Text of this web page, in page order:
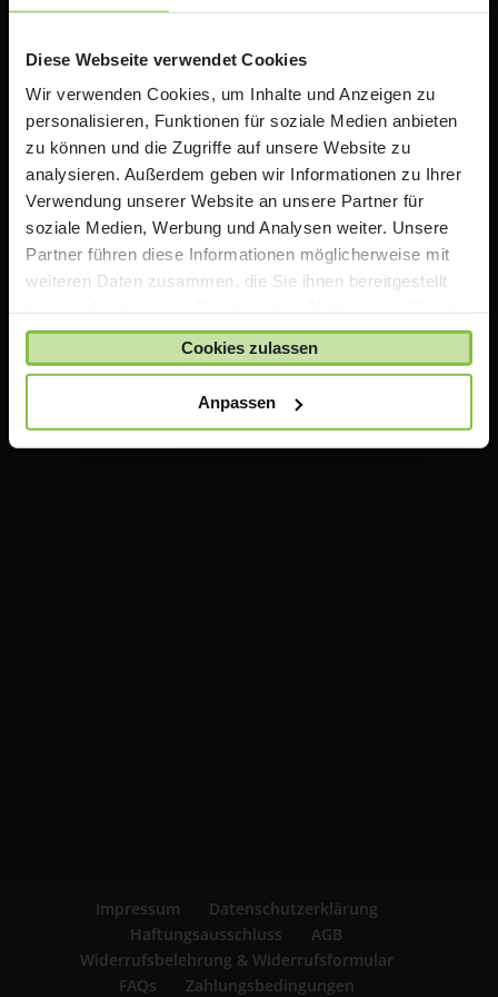
Diese Webseite verwendet Cookies
Wir verwenden Cookies, um Inhalte und Anzeigen zu
personalisieren, Funktionen für soziale Medien anbieten
zu können und die Zugriffe auf unsere Website zu
analysieren. Außerdem geben wir Informationen zu Ihrer
Verwendung unserer Website an unsere Partner für
soziale Medien, Werbung und Analysen weiter. Unsere
Partner führen diese Informationen möglicherweise mit
weiteren Daten zusammen, die Sie ihnen bereitgestellt
gesammelt haben.
Cookies zulassen
Anpassen
Rabatten auf Apple Produkte. Wir bieten zusätzlich
das Thema iPad in der Schule an.
Wichtiger Hinweis
Die auf TeacherStore.de gezeigten Preise beinhalten
bereits spezielle Rabatte für Lehrer und Schulen .
Für den Einkauf im TeacherStore.de benötigen Sie einen
aktuellen Nachweis über Ihre Lehrtätigkeit an einer
anerkannten Bildungseinrichtung.
Zahlung bei uns eingegangen ist und uns Ihr Nachweis
über Ihre Lehrtätigkeit vorliegt.
Impressum
Datenschutzerklärung
Haftungsausschluss
AGB
Widerrufsbelehrung & Widerrufsformular
FAQs
Zahlungsbedingungen